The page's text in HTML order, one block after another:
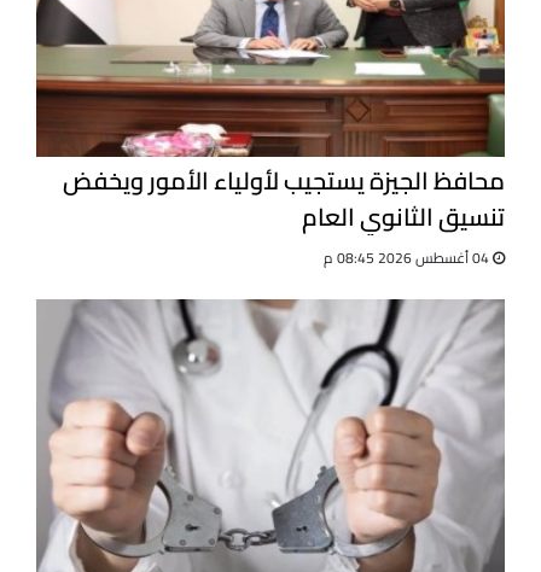
محافظ الجيزة يستجيب لأولياء الأمور ويخفض
تنسيق الثانوي العام